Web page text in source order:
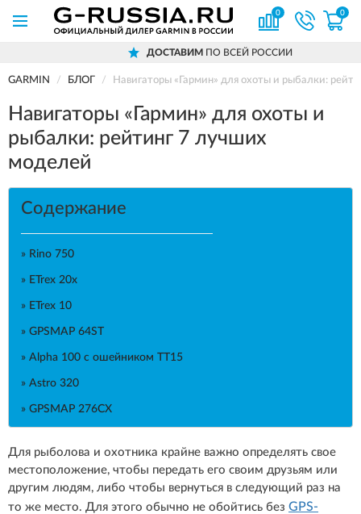
0 0
ДОСТАВИМПО ВСЕЙ РОССИИ
GARMIN БЛОГ Навигаторы «Гармин» для охоты и рыбалки:
Навигаторы «Гармин» для охоты и
рыбалки: рейтинг 7 лучших
моделей
Содержание
» Rino 750
» ETrex 20x
» ETrex 10
» GPSMAP 64ST
» Alpha 100 с ошейником ТТ15
» Astro 320
» GPSMAP 276CX
Для рыболова и охотника крайне важно определять свое
местоположение, чтобы передать его своим друзьям или
другим людям, либо чтобы вернуться в следующий раз на
то же место. Для этого обычно не обойтись без GPS-